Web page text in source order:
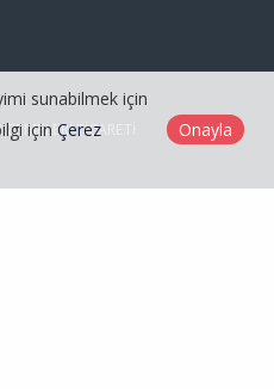
TİCARETİ
sunabilmek için
için Çerez
Onayla